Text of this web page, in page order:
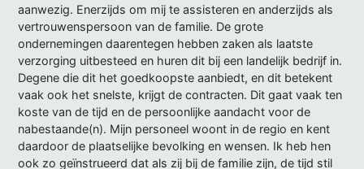
aanwezig. Enerzijds om mij te assisteren en anderzijds als
vertrouwenspersoon van de familie. De grote
ondernemingen daarentegen hebben zaken als laatste
verzorging uitbesteed en huren dit bij een landelijk bedrijf in.
Degene die dit het goedkoopste aanbiedt, en dit betekent
vaak ook het snelste, krijgt de contracten. Dit gaat vaak ten
koste van de tijd en de persoonlijke aandacht voor de
nabestaande(n). Mijn personeel woont in de regio en kent
daardoor de plaatselijke bevolking en wensen. Ik heb hen
ook zo geïnstrueerd dat als zij bij de familie zijn, de tijd stil